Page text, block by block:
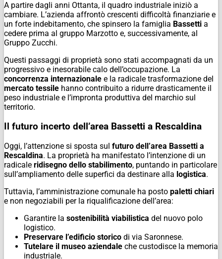
A partire dagli anni Ottanta, il quadro industriale iniziò a
cambiare. L’azienda affrontò crescenti difficoltà finanziarie e
un forte indebitamento, che spinsero la famiglia Bassetti a
cedere prima al gruppo Marzotto e, successivamente, al
Gruppo Zucchi.
Questi passaggi di proprietà sono stati accompagnati da un
progressivo e inesorabile calo dell’occupazione. La
concorrenza internazionale e la radicale trasformazione del
mercato tessile hanno contribuito a ridurre drasticamente il
peso industriale e l’impronta produttiva del marchio sul
territorio.
Il futuro incerto dell’area Bassetti a Rescaldina
Oggi, l’attenzione si sposta sul futuro dell’area Bassetti a
Rescaldina. La proprietà ha manifestato l’intenzione di un
radicale ridisegno dello stabilimento, puntando in particolare
sull’ampliamento delle superfici da destinare alla logistica.
Tuttavia, l’amministrazione comunale ha posto paletti chiari
e non negoziabili per la riqualificazione dell’area:
Garantire la sostenibilità viabilistica del nuovo polo
logistico.
Preservare l’edificio storico di via Saronnese.
Tutelare il museo aziendale che custodisce la memoria
industriale.